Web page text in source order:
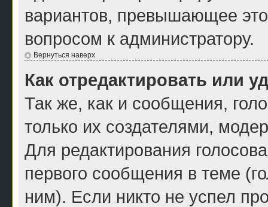
вариантов, превышающее это
вопросом к администратору.
Вернуться наверх
Как отредактировать или
Так же, как и сообщения,
только их создателями,
Для редактирования
первого сообщения в теме
ним). Если никто не успел